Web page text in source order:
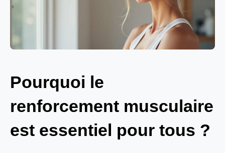
Pourquoi le
renforcement musculaire
est essentiel pour tous ?